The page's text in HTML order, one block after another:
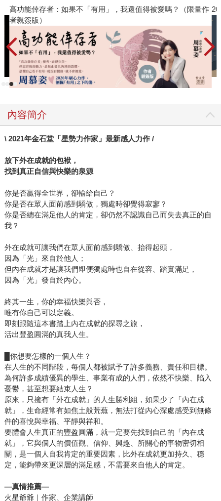
一口氣解說了「吸引力法則原理＋心理學暗示效應＋顯化法
則原理」，告訴世人「正能量思考的重要性」。人人都對
「吸引力法則」略知一二的今日，沒有第二本書比《開拓命
運》更能用理性、簡單、清楚方式來說明吸引力法則了。無
論你再怎麼自認「缺乏靈性、缺乏悟性」，都絕對能讀懂。
原來，人的意識，可以分為「主意識」和「潛意識」兩個層
面，而這兩個層面都與宇宙緊密相連，能夠召喚相應的事物
志，去獲取我們想要的東西。然而，我們很難操控潛意識，
也很難感知或察覺到我們潛意識的狀態。可是，事情就可怕
在：我們的潛意識，也會召喚相應的事物來到我們身邊！於
會逐漸被恐懼的事物、憂慮的事物、擔心的事物環繞。我們
的心中若充滿著負面的想法，忌妒、憂愁、恐懼等等，那麼
我們仍會被厄運纏身，好事無法登門，只能每天忌妒他人的
好運。而這一切，都是我們自找的。 這樣說乍聽之下很不公
平，我們平時已經很努力了，難道心中累積一點負面情緒都
者：「不能！」千萬不可以讓自己耽溺在負面情緒之中，將
自己的負面情緒正當化，這樣做就是在毀壞自己的命運，把
自己手上的一副好牌給打壞了。 那麼，實際上該怎麼做才好
呢？答案很簡單，就是維持「正向」。凡事正向思考，培養
感謝的心，任何事情都值得我們喜悅感激，就連今天天氣放
晴、今天的自己耳聰目明、今天的三餐有著落，都值得我們
深深感謝感激。搭配書中附贈的「誦句」，每天大聲跟著唸
唱複誦，就能夠有效影響我們的潛意識，讓潛意識的本質變
到我們身邊。懷著感謝感恩的心，維持心靈的健康活躍，你
的人生就必定能逢凶化吉、健康平安、好運連連。仔細想
想，熱愛本書的大谷翔平、稻盛和夫、松下幸之助，哪位成
功人士不是滿滿正能量呢？全球新聞都讚嘆大谷翔平的球
技，同時也讚嘆他「從來沒有壞脾氣和負面言行」，溫暖正
面的能量感動了許多觀眾，甚至沒在看棒球的民眾，都願意
多聽他的相關報導，去欣賞他的特質。他在人們心中早已超
越了一般球星，成為偶像一般的存在。正向思考不僅能讓我
們收穫更多正能量，也讓我們有機會去感染更多人，讓別人
正向樂觀，其效果可見一斑！ 行文至此，我們編輯部也深深
感謝有此機緣，讓我們遇到這本神奇的命運之書。有同事已
經開始實踐書中指引，以正向的方式面對萬事萬物，我們不
高功能倖存者：如果不「有用」，我還值得被愛嗎？（限量作
者親簽版）
內容簡介
\ 2021年金石堂「星勢力作家」最新感人力作 /
放下外在成就的包袱，
找到真正自信與快樂的泉源
你是否贏得全世界，卻輸給自己？
你是否在眾人面前感到驕傲，獨處時卻覺得寂寥？
你是否總在滿足他人的肯定，卻仍然不認識自己而失去真正的自
我？
外在成就可讓我們在眾人面前感到驕傲、抬得起頭，
因為「光」來自於他人；
但內在成就才是讓我們即便獨處時也自在從容、踏實滿足，
因為「光」發自於內心。
終其一生，你的幸福快樂與否，
唯有你自己可以定義。
即刻跟隨這本書踏上內在成就的探尋之旅，
活出豐盈圓滿的真我人生。
█你想要怎樣的一個人生？
在人生的不同階段，每個人都被賦予了許多義務、責任和目標。
為何許多成績優異的學生、事業有成的人們，依然不快樂、陷入
憂鬱，甚至想要結束人生？
原來，只擁有「外在成就」的人生勝利組，如果少了「內在成
就」，生命經常有如焦土般荒蕪，無法打從內心深處感受到無條
件的喜悅與幸福、平靜與祥和。
要體會人生真正的豐盈圓滿，就一定要先找到自己的「內在成
就」，它與個人的價值觀、信仰、興趣、所關心的事物密切相
關，是一個人自我肯定的重要因素，比外在成就更加持久、穩
定，能夠帶來更深層的滿足感，不需要來自他人的肯定。
—真情推薦—
火星爺爺｜作家、企業講師